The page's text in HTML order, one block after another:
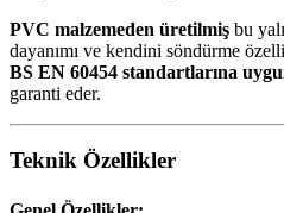
PVC malzemeden üretilmiş bu
dayanımı ve kendini söndürme
BS EN 60454 standartlarına
garanti eder.
Teknik Özellikler